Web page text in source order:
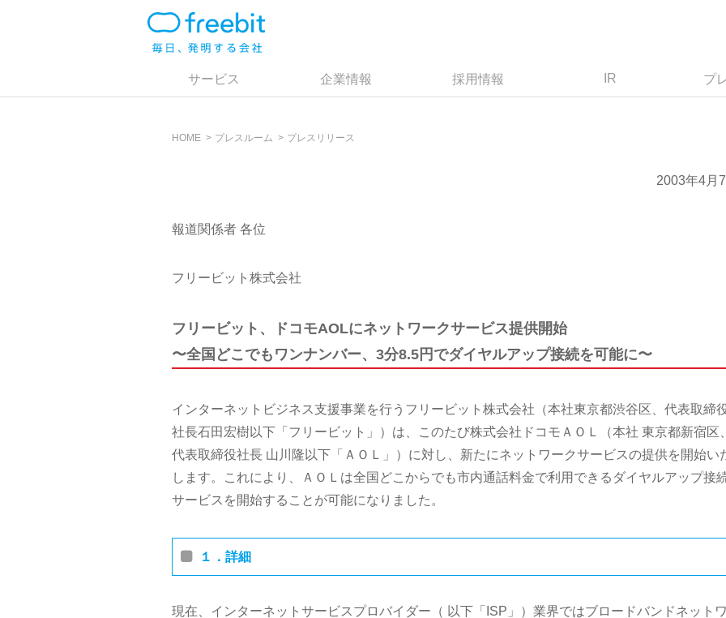
サービス 企業情報 採用情報 IR プ
HOME プレスルーム プレスリリース
2003年4月7
報道関係者 各位
フリービット株式会社
フリービット、ドコモAOLにネットワークサービス提供開始
〜全国どこでもワンナンバー、3分8.5円でダイヤルアップ接続を可能に〜
インターネットビジネス支援事業を行うフリービット株式会社（本社東京都渋谷区、代表取締
社長石田宏樹以下「フリービット」）は、このたび株式会社ドコモＡＯＬ（本社 東京都新宿区、
代表取締役社長 山川隆以下「ＡＯＬ」）に対し、新たにネットワークサービスの提供を開始い
します。これにより、ＡＯＬは全国どこからでも市内通話料金で利用できるダイヤルアップ接
サービスを開始することが可能になりました。
１．詳細
現在、インターネットサービスプロバイダー（ 以下「ISP」）業界ではブロードバンドネットワ